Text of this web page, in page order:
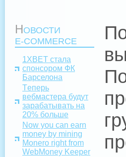
НОВОСТИ
E-COMMERCE
1XBET стала
спонсором ФК
Барселона
Tеперь
вебмастера будут
зарабатывать на
20% больше
Now you can earn
money by mining
Monero right from
WebMoney Keeper